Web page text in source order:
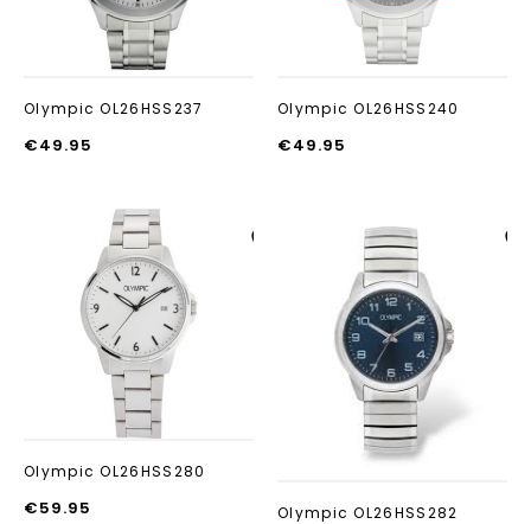
Olympic OL26HSS237
€49.95
Olympic OL26HSS240
€49.95
Olympic OL26HSS280
€59.95 Olympic OL26HSS282